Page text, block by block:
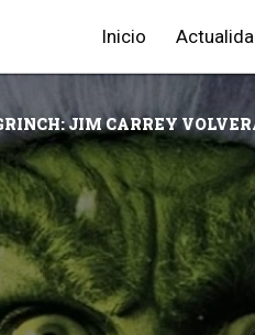
Inicio
JIM CARREY